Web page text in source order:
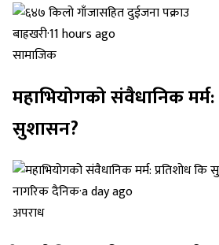
बाह्रखरी·11 hours ago
सामाजिक
महाभियोगको संवैधानिक मर्म:
सुशासन?
नागरिक दैनिक·a day ago
अपराध